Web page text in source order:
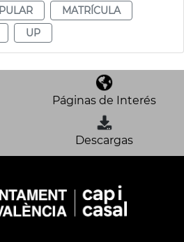
MATRÍCULA
UP
Páginas de Interés
Descargas